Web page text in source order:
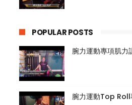
POPULAR POSTS
腕力運動專項肌力
腕力運動Top Roll